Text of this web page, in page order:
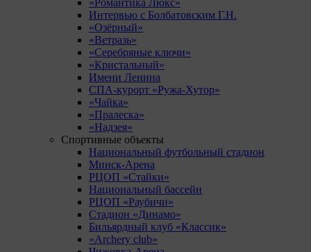
«Романтика Люкс»
Интервью с Болбатовским Г.Н.
«Озёрный»
«Ветразь»
«Серебряные ключи»
«Кристальный»
Имени Ленина
СПА-курорт «Ружа-Хутор»
«Чайка»
«Пралеска»
«Надзея»
Спортивные объекты
Национальный футбольный стадион
Минск-Арена
РЦОП «Стайки»
Национальный бассейн
РЦОП «Раубичи»
Стадион «Динамо»
Бильярдный клуб «Классик»
«Archery club»